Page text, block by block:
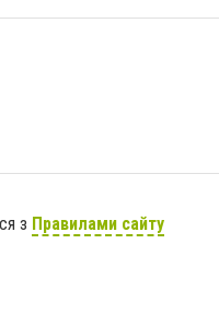
з Правилами сайту